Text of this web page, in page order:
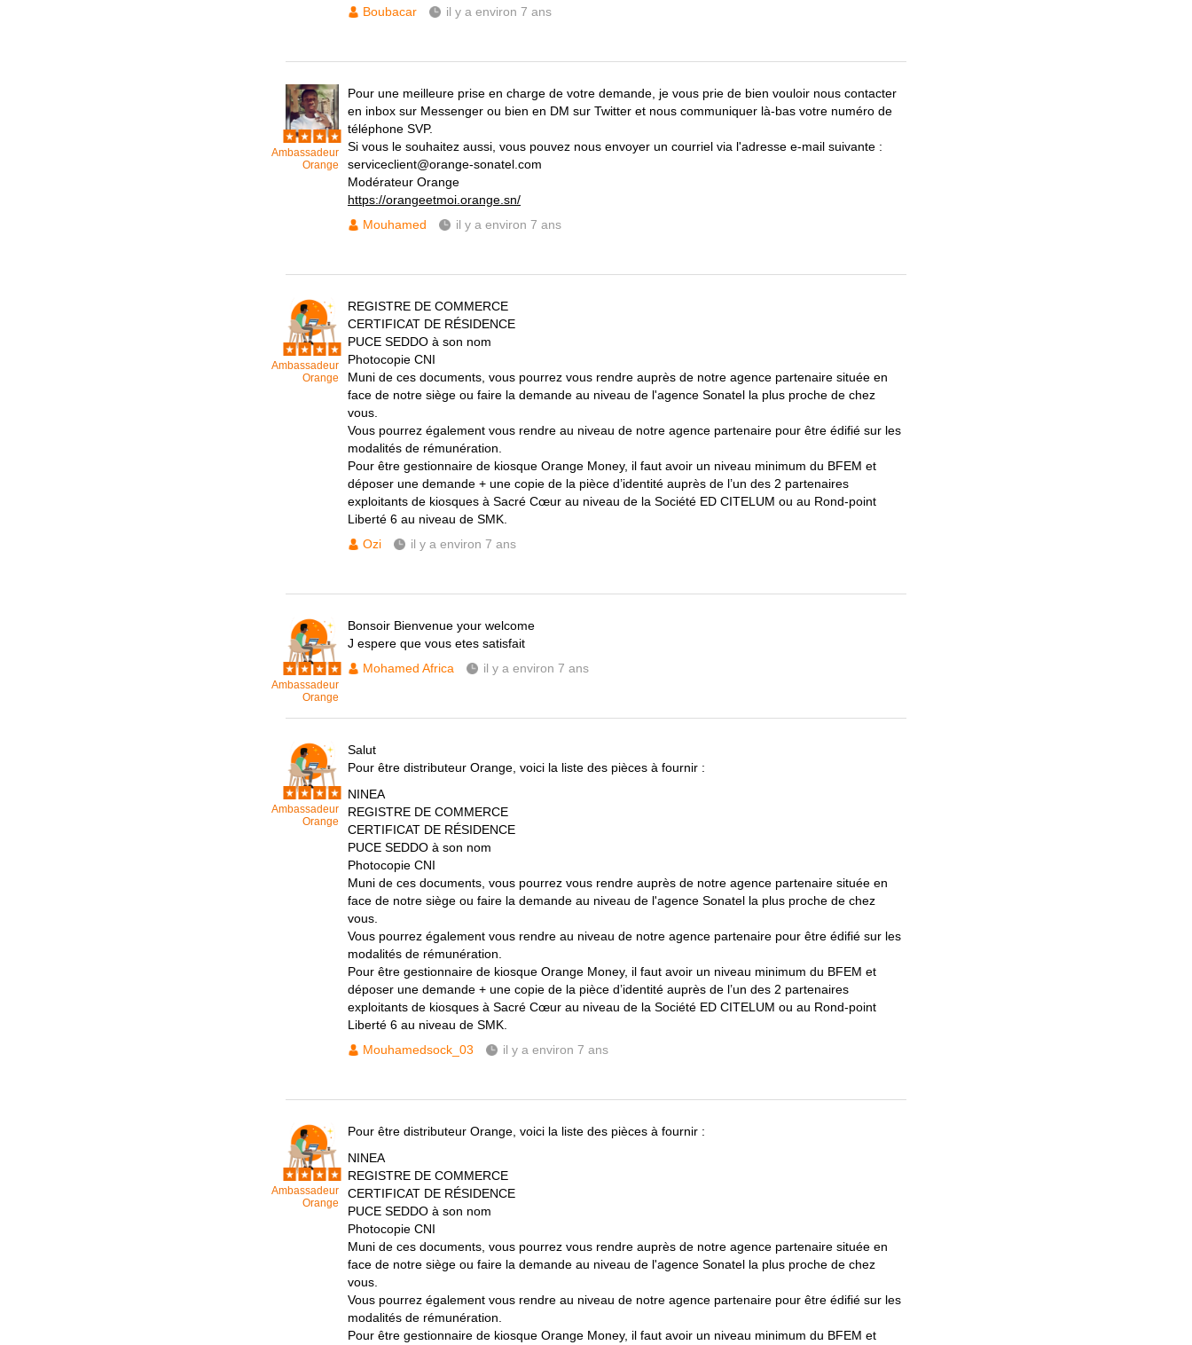
Boubacar
il y a environ 7 ans
Ambassadeur
Orange
Pour une meilleure prise en charge de votre demande, je vous prie de bien vouloir nous contacter
en inbox sur Messenger ou bien en DM sur Twitter et nous communiquer là-bas votre numéro de
téléphone SVP.
Si vous le souhaitez aussi, vous pouvez nous envoyer un courriel via l'adresse e-mail suivante :
serviceclient@orange-sonatel.com
Modérateur Orange
https://orangeetmoi.orange.sn/
Mouhamed
il y a environ 7 ans
Ambassadeur
Orange
REGISTRE DE COMMERCE
CERTIFICAT DE RÉSIDENCE
PUCE SEDDO à son nom
Photocopie CNI
Muni de ces documents, vous pourrez vous rendre auprès de notre agence partenaire située en
face de notre siège ou faire la demande au niveau de l'agence Sonatel la plus proche de chez
vous.
Vous pourrez également vous rendre au niveau de notre agence partenaire pour être édifié sur les
modalités de rémunération.
Pour être gestionnaire de kiosque Orange Money, il faut avoir un niveau minimum du BFEM et
déposer une demande + une copie de la pièce d’identité auprès de l’un des 2 partenaires
exploitants de kiosques à Sacré Cœur au niveau de la Société ED CITELUM ou au Rond-point
Liberté 6 au niveau de SMK.
Ozi
il y a environ 7 ans
Ambassadeur
Orange
Bonsoir Bienvenue your welcome
J espere que vous etes satisfait
Mohamed Africa
il y a environ 7 ans
Ambassadeur
Orange
Salut
Pour être distributeur Orange, voici la liste des pièces à fournir :
NINEA
REGISTRE DE COMMERCE
CERTIFICAT DE RÉSIDENCE
PUCE SEDDO à son nom
Photocopie CNI
Muni de ces documents, vous pourrez vous rendre auprès de notre agence partenaire située en
face de notre siège ou faire la demande au niveau de l'agence Sonatel la plus proche de chez
vous.
Vous pourrez également vous rendre au niveau de notre agence partenaire pour être édifié sur les
modalités de rémunération.
Pour être gestionnaire de kiosque Orange Money, il faut avoir un niveau minimum du BFEM et
déposer une demande + une copie de la pièce d’identité auprès de l’un des 2 partenaires
exploitants de kiosques à Sacré Cœur au niveau de la Société ED CITELUM ou au Rond-point
Liberté 6 au niveau de SMK.
Mouhamedsock_03
il y a environ 7 ans
Ambassadeur
Orange
Pour être distributeur Orange, voici la liste des pièces à fournir :
NINEA
REGISTRE DE COMMERCE
CERTIFICAT DE RÉSIDENCE
PUCE SEDDO à son nom
Photocopie CNI
Muni de ces documents, vous pourrez vous rendre auprès de notre agence partenaire située en
face de notre siège ou faire la demande au niveau de l'agence Sonatel la plus proche de chez
vous.
Vous pourrez également vous rendre au niveau de notre agence partenaire pour être édifié sur les
modalités de rémunération.
Pour être gestionnaire de kiosque Orange Money, il faut avoir un niveau minimum du BFEM et